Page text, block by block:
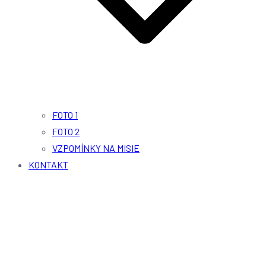
FOTO 1
FOTO 2
VZPOMÍNKY NA MISIE
KONTAKT